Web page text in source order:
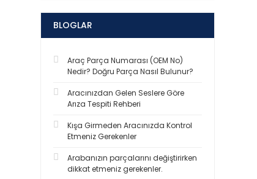
BLOGLAR
Araç Parça Numarası (OEM No)
Nedir? Doğru Parça Nasıl Bulunur?
Aracınızdan Gelen Seslere Göre
Arıza Tespiti Rehberi
Kışa Girmeden Aracınızda Kontrol
Etmeniz Gerekenler
Arabanızın parçalarını değiştirirken
dikkat etmeniz gerekenler.